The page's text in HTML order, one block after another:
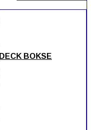
DECK BOKSE